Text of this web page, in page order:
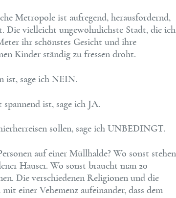
Metropole ist aufregend, herausfordernd,
Die vielleicht ungewöhnlichste Stadt, die ich
ihr schönstes Gesicht und ihre
Kinder ständig zu fressen droht.
ist, sage ich NEIN.
ist, sage ich JA.
sollen, sage ich UNBEDINGT.
auf einer Müllhalde? Wo sonst stehen
Häuser. Wo sonst braucht man 20
Die verschiedenen Religionen und die
einer Vehemenz aufeinander, dass dem